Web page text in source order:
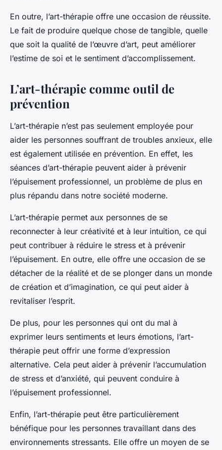
En outre, l’art-thérapie offre une occasion de réussite.
Le fait de produire quelque chose de tangible, quelle
que soit la qualité de l’œuvre d’art, peut améliorer
l’estime de soi et le sentiment d’accomplissement.
L’art-thérapie comme outil de
prévention
L’art-thérapie n’est pas seulement employée pour
aider les personnes souffrant de troubles anxieux, elle
est également utilisée en prévention. En effet, les
séances d’art-thérapie peuvent aider à prévenir
l’épuisement professionnel, un problème de plus en
plus répandu dans notre société moderne.
L’art-thérapie permet aux personnes de se
reconnecter à leur créativité et à leur intuition, ce qui
peut contribuer à réduire le stress et à prévenir
l’épuisement. En outre, elle offre une occasion de se
détacher de la réalité et de se plonger dans un monde
de création et d’imagination, ce qui peut aider à
revitaliser l’esprit.
De plus, pour les personnes qui ont du mal à
exprimer leurs sentiments et leurs émotions, l’art-
thérapie peut offrir une forme d’expression
alternative. Cela peut aider à prévenir l’accumulation
de stress et d’anxiété, qui peuvent conduire à
l’épuisement professionnel.
Enfin, l’art-thérapie peut être particulièrement
bénéfique pour les personnes travaillant dans des
environnements stressants. Elle offre un moyen de se